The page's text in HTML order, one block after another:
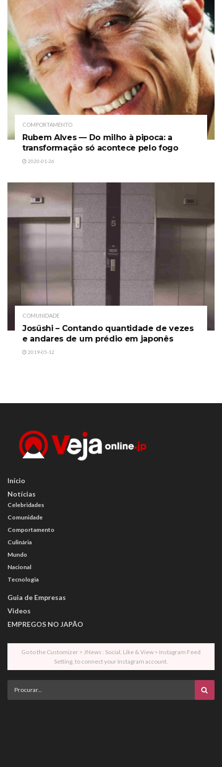
COMPORTAMENTO
Rubem Alves — Do milho à pipoca: a
transformação só acontece pelo fogo
2020-01-26
COMUNIDADE
Josūshi – Contando quantidade de vezes
e andares de um prédio em japonês
2019-05-12
Início
Notícias
Celebridades
Comunidade
Comportamento
Culinária
Mundo
Nacional
Tecnologia
Guia de Empresas
Videos
EMPREGOS NO JAPÃO
Go to the Customizer > JNews : Social, Like & View > Instagram Feed
Setting, to connect your Instagram account.